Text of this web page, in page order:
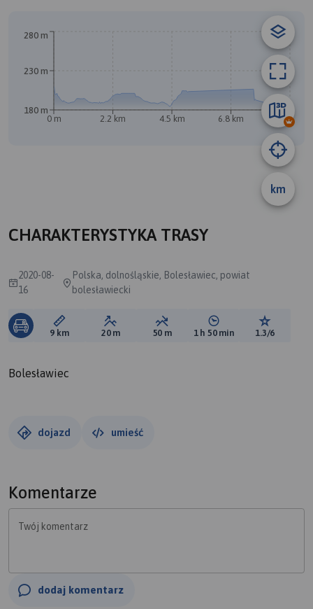
km
0 m 2.2 km 4.5 km 6.8 km 9 km
180 m
230 m
280 m
CHARAKTERYSTYKA TRASY
2020-08-
16
Polska, dolnośląskie, Bolesławiec, powiat
bolesławiecki
Długość trasy:
9 km Suma przewyższeń:
20 m Suma spadków:
50 m Średni czas potrzebny
1 h 50 min Ocena
1.3/6
Bolesławiec
dojazd umieść
Komentarze
Twój komentarz
dodaj komentarz